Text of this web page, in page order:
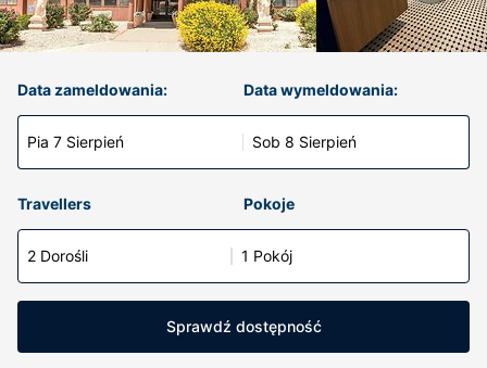
Data zameldowania:
Pia 7 Sierpień
Data wymeldowania:
Sob 8 Sierpień
Travellers Pokoje
2 Dorośli 1 Pokój
Sprawdź dostępność